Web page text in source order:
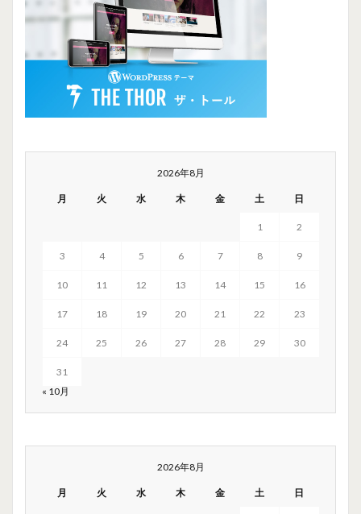
2026年8月
月 火 水 木 金 土 日
1 2
3 4 5 6 7 8 9
10 11 12 13 14 15 16
17 18 19 20 21 22 23
24 25 26 27 28 29 30
31
« 10月
2026年8月
月 火 水 木 金 土 日